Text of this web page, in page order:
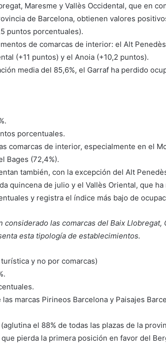
Maresme y Vallès Occidental, que en
de Barcelona, obtienen valores
puntos porcentuales).
de comarcas de interior: el Alt
(+11 puntos) y el Anoia (+10,2 puntos).
media del 85,6%, el Garraf ha perdido
porcentuales.
comarcas de interior, especialmente en el
Bages (72,4%).
también, con la excepción del Alt
quincena de julio y el Vallès Oriental, que
y registra el índice más bajo de
considerado las comarcas del Baix Llobregat,
esta tipología de establecimientos.
y no por comarcas)
marcas Pirineos Barcelona y Paisajes
el 88% de todas las plazas de la
pierda la primera posición en favor del